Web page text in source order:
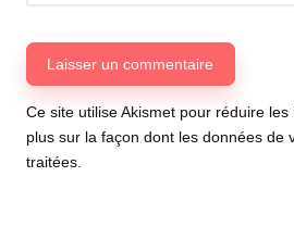
Ce site utilise Akismet pour réduire les
plus sur la façon dont les données de
traitées.